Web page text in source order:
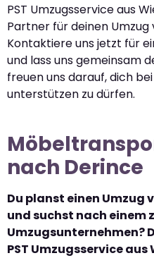
PST Umzugsservice aus
Partner für deinen Umzug
Kontaktiere uns jetzt für
und lass uns gemeinsam
freuen uns darauf, dich
unterstützen zu dürfen.
nach Derince
Du planst einen Umzug
und suchst nach einem
Umzugsunternehmen?
PST Umzugsservice